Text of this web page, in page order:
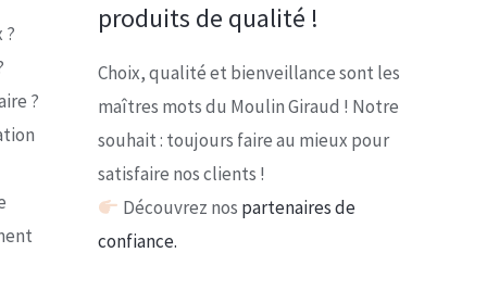
?
?
produits de qualité !
Choix, qualité et bienveillance sont les
maîtres mots du Moulin Giraud ! Notre
souhait : toujours faire au mieux pour
satisfaire nos clients !
Découvrez nos partenaires de
confiance.